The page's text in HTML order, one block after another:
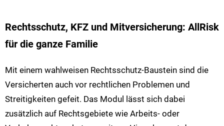
Rechtsschutz, KFZ und Mitversicherung: AllRisk
für die ganze Familie
Mit einem wahlweisen Rechtsschutz-Baustein sind die
Versicherten auch vor rechtlichen Problemen und
Streitigkeiten gefeit. Das Modul lässt sich dabei
zusätzlich auf Rechtsgebiete wie Arbeits- oder